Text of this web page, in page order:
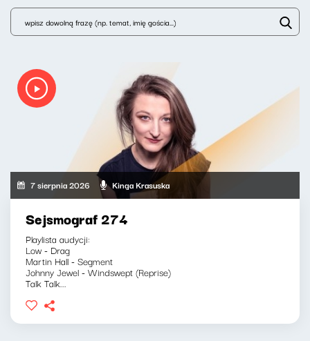
7 sierpnia 2026 Kinga Krasuska
Sejsmograf 274
Playlista audycji:
Low - Drag
Martin Hall - Segment
Johnny Jewel - Windswept (Reprise)
Talk Talk...